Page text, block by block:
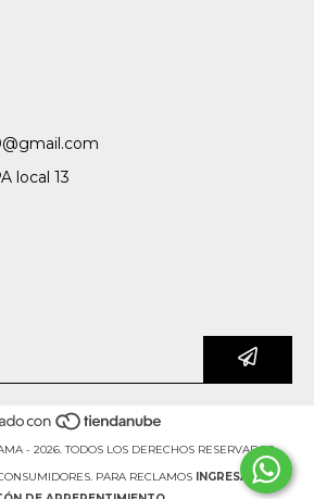
local 13
- 2026. TODOS LOS DERECHOS RESERVADOS.
PARA RECLAMOS
INGRESÁ ACÁ.